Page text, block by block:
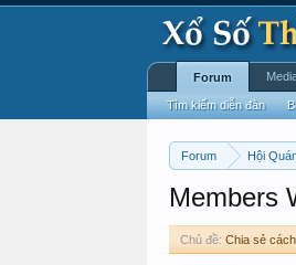
Forum Hội
Members
Chủ đề: Chia sẻ
Forum
Tìm kiếm diễn đàn